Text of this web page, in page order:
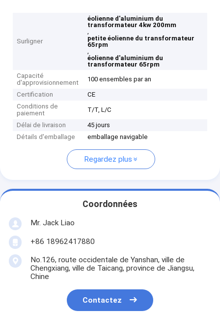
Surligner
éolienne d'aluminium du
transformateur 4kw 200mm
,
petite éolienne du transformateur
65rpm
,
éolienne d'aluminium du
transformateur 65rpm
Capacité
d'approvisionnement
100 ensembles par an
Certification
CE
Conditions de
paiement
T/T, L/C
Délai de livraison
45 jours
Détails d'emballage
emballage navigable
Regardez plus
Coordonnées
Mr. Jack Liao
+86 18962417880
No.126, route occidentale de Yanshan, ville de
Chengxiang, ville de Taicang, province de Jiangsu,
Chine
Contactez